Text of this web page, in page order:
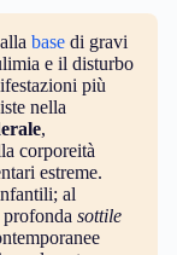
base di gravi
e il disturbo
più
nella
,
corporeità
estreme.
al
sottile